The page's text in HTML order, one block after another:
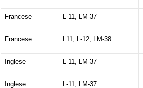
Francese L-11, LM-37
Francese L11, L-12, LM-38
Inglese L-11, LM-37
Inglese L-11, LM-37